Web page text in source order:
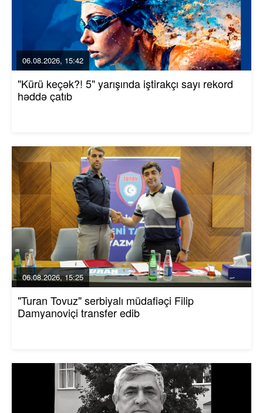
06.08.2026, 15:42
"Kürü keçək?! 5" yarışında iştirakçı sayı rekord
həddə çatıb
06.08.2026, 15:25
"Turan Tovuz" serbiyalı müdafiəçi Filip
Damyanoviçi transfer edib